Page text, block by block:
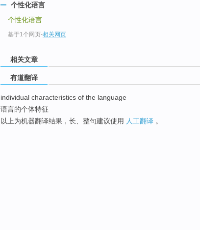
个性化语言
个性化语言
基于1个网页-相关网页
相关文章
有道翻译
individual characteristics of the language
语言的个体特征
以上为机器翻译结果，长、整句建议使用 人工翻译 。